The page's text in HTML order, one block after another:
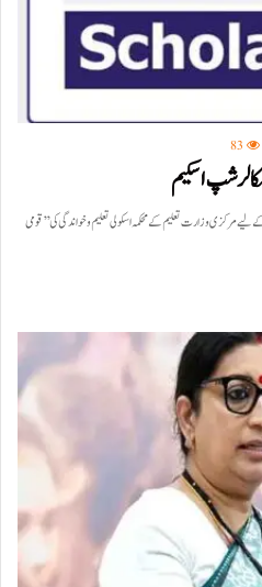
83
اسکیم
18 جون(نمائندہ اعتبار) تعلیمی سال 2025-26ءکے لیے مرکزی وزارت تعلیم کے محکمہ اسکولی تعلیم و خواندگی کی ’’قومی